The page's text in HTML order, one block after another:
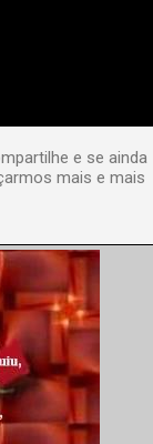
e se ainda
mais e mais